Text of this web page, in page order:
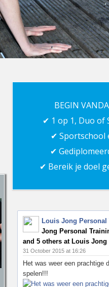
BEGIN
✔ 1 op 1, Duo of
✔ Sportschool
✔
✔ Bereik je doel
Louis Jong Personal
Jong Personal
and 5 others at Louis
31 October 2015 at 16:26
Het was weer een prachtige
spelen!!!